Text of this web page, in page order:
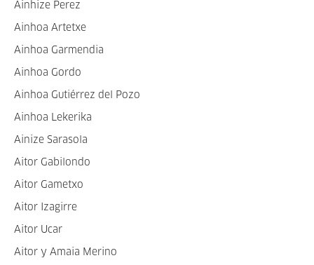
Ainhize Perez
Ainhoa Artetxe
Ainhoa Garmendia
Ainhoa Gordo
Ainhoa Gutiérrez del Pozo
Ainhoa Lekerika
Ainize Sarasola
Aitor Gabilondo
Aitor Gametxo
Aitor Izagirre
Aitor Ucar
Aitor y Amaia Merino